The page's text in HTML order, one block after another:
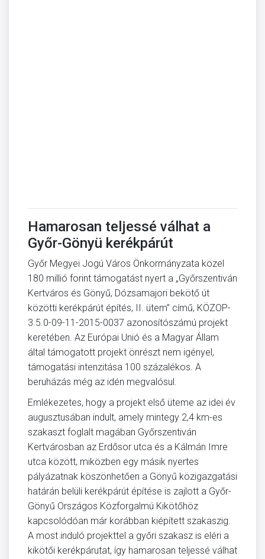
Hamarosan teljessé válhat a
Győr-Gönyü kerékpárút
Győr Megyei Jogú Város Önkormányzata közel
180 millió forint támogatást nyert a „Győrszentiván
Kertváros és Gönyű, Dózsamajori bekötő út
közötti kerékpárút építés, II. ütem” című, KÖZOP-
3.5.0-09-11-2015-0037 azonosítószámú projekt
keretében. Az Európai Unió és a Magyar Állam
által támogatott projekt önrészt nem igényel,
támogatási intenzitása 100 százalékos. A
beruházás még az idén megvalósul.
Emlékezetes, hogy a projekt első üteme az idei év
augusztusában indult, amely mintegy 2,4 km-es
szakaszt foglalt magában Győrszentiván
Kertvárosban az Erdősor utca és a Kálmán Imre
utca között, miközben egy másik nyertes
pályázatnak köszönhetően a Gönyű közigazgatási
határán belüli kerékpárút építése is zajlott a Győr-
Gönyű Országos Közforgalmú Kikötőhöz
kapcsolódóan már korábban kiépített szakaszig.
A most induló projekttel a győri szakasz is eléri a
kikötői kerékpárutat, így hamarosan teljessé válhat